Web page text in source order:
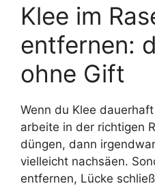
Klee im
entfernen:
ohne Gift
Wenn du Klee
arbeite in der richtigen
düngen, dann
vielleicht nachsäen.
entfernen, Lücke